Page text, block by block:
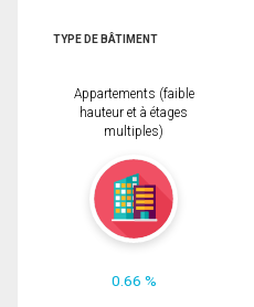
TYPE DE BÂTIMENT
Appartements (faible
hauteur et à étages
multiples)
0.66 %